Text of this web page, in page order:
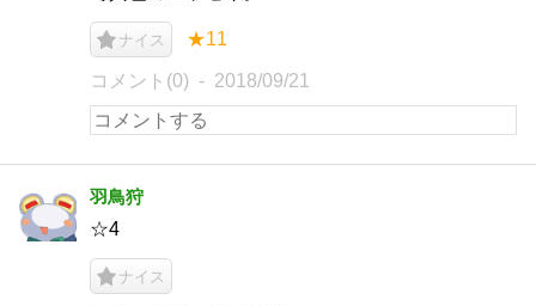
ナイス ★11
コメント(0) 2018/09/21
羽鳥狩
☆4
ナイス